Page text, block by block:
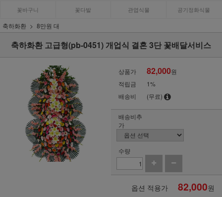
꽃바구니 꽃다발 관엽식물 공기정화식물
축하화환 8만원 대
축하화환 고급형(pb-0451) 개업식 결혼 3단 꽃배달서비스
상품가 82,000원
적립금
1%
배송비
(무료)
배송비추
가
수량
옵션 적용가 82,000원